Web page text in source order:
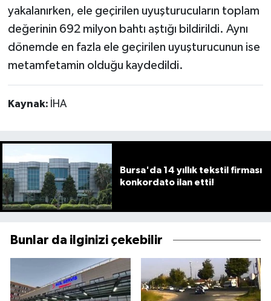
yakalanırken, ele geçirilen uyuşturucuların toplam
değerinin 692 milyon bahtı aştığı bildirildi. Aynı
dönemde en fazla ele geçirilen uyuşturucunun ise
metamfetamin olduğu kaydedildi.
Kaynak: İHA
Bursa'da 14 yıllık tekstil firması
konkordato ilan etti!
Bunlar da ilginizi çekebilir